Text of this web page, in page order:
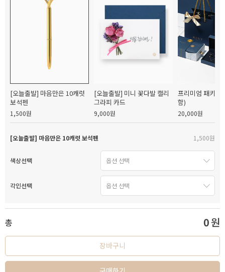
[오늘출발] 마음만은 10캐럿
보석펜
1,500원
[오늘출발] 미니 꽃다발 캘리
그라피 카드
9,000원
프리미엄 패키지
함)
20,000원
[오늘출발] 마음만은 10캐럿 보석펜 1,500원
색상선택
각인선택
총 0원
장바구니